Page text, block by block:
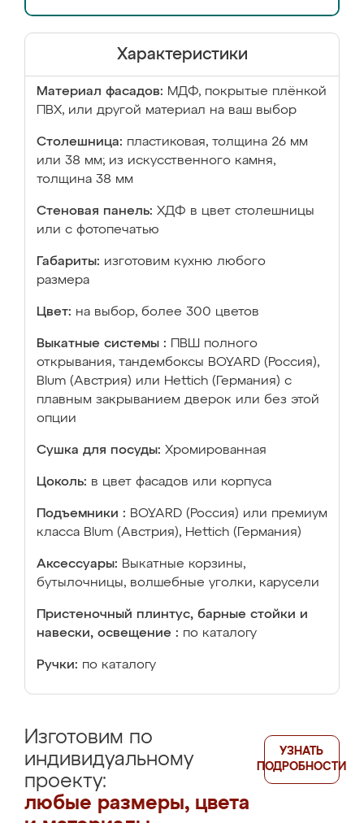
Характеристики
Материал фасадов: МДФ, покрытые плёнкой
ПВХ, или другой материал на ваш выбор
Столешница: пластиковая, толщина 26 мм
или 38 мм; из искусственного камня,
толщина 38 мм
Стеновая панель: ХДФ в цвет столешницы
или с фотопечатью
Габариты: изготовим кухню любого
размера
Цвет: на выбор, более 300 цветов
Выкатные системы :
ПВШ полного
открывания, тандембоксы BOYARD (Россия),
Blum (Австрия) или Hettich (Германия) с
плавным закрыванием дверок или без этой
опции
Сушка для посуды: Хромированная
Цоколь: в цвет фасадов или корпуса
Подъемники : BOYARD (Россия) или премиум
класса Blum (Австрия), Hettich (Германия)
Аксессуары: Выкатные корзины,
бутылочницы, волшебные уголки, карусели
Пристеночный плинтус, барные стойки и
навески, освещение : по каталогу
Ручки: по каталогу
Изготовим по
индивидуальному
проекту:
любые размеры, цвета
УЗНАТЬ
ПОДРОБНОСТИ